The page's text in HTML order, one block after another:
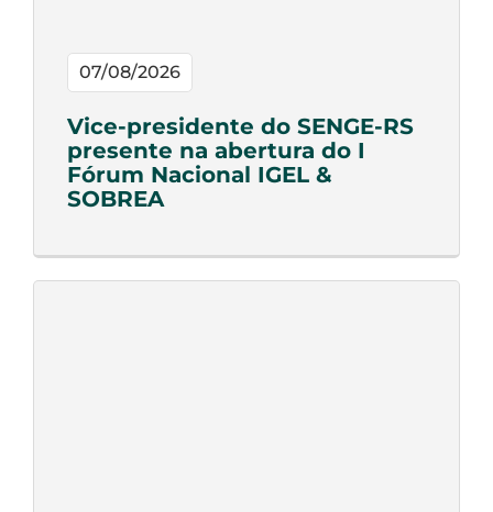
07/08/2026
Vice-presidente do SENGE-RS
presente na abertura do I
Fórum Nacional IGEL &
SOBREA